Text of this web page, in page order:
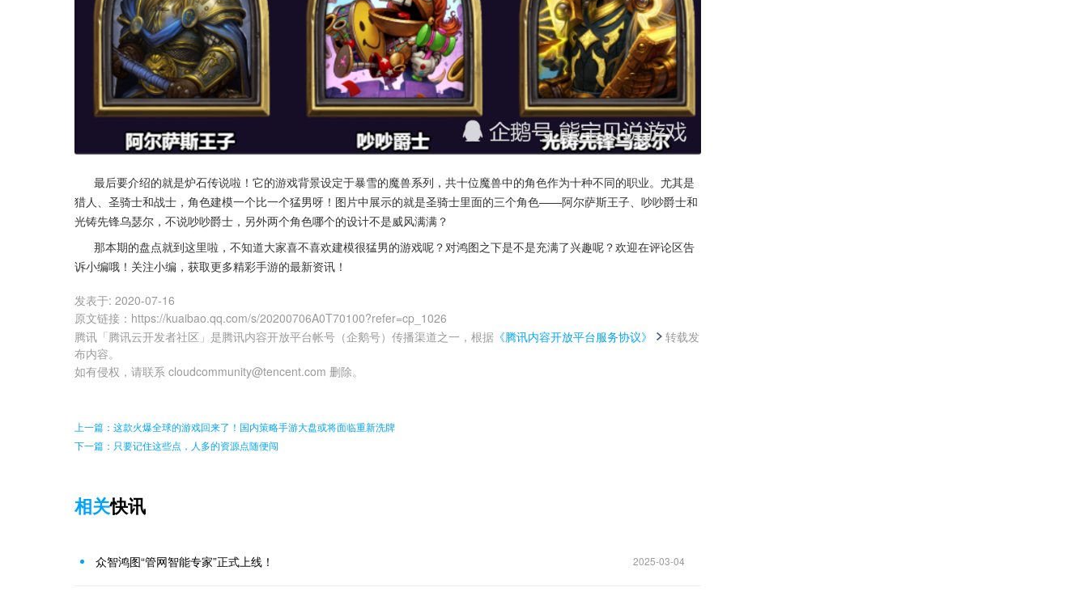
猎人、圣骑士和战士，角色建模一个比一个猛男呀！图片中展示的就是圣骑士里面的三个角色——阿尔萨斯王子、吵吵爵士和
光铸先锋乌瑟尔，不说吵吵爵士，另外两个角色哪个的设计不是威风满满？
诉小编哦！关注小编，获取更多精彩手游的最新资讯！
发表于: 2020-07-16
原文链接 ： https://kuaibao.qq.com/s/20200706A0T70100?refer=cp_1026
腾讯「腾讯云开发者社区」是腾讯内容开放平台帐号（企鹅号）传播渠道之一，根据 《腾讯内容开放平台服务协议》
转载发
布内容。
如有侵权，请联系 cloudcommunity@tencent.com 删除。
上一篇：这款火爆全球的游戏回来了！国内策略手游大盘或将面临重新洗牌
下一篇：只要记住这些点，人多的资源点随便闯
相关快讯
众智鸿图“管网智能专家”正式上线！ 2025-03-04